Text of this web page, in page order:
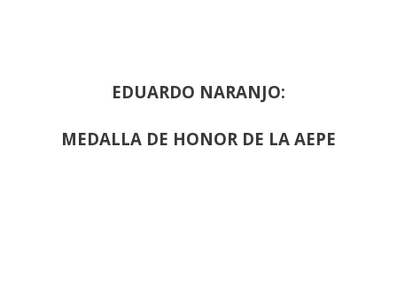
EDUARDO NARANJO:
MEDALLA DE HONOR DE LA AEPE